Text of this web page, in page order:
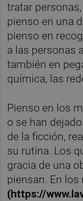
tratar
pienso en una
pienso en
a las personas
también en
química, las
Pienso en los
o se han
de la ficción,
su rutina. Los
gracia de una
piensan. En
(https://